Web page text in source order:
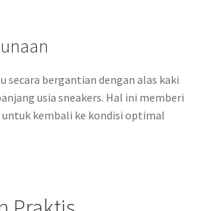
secara bergantian dengan alas kaki
usia sneakers. Hal ini memberi
kembali ke kondisi optimal